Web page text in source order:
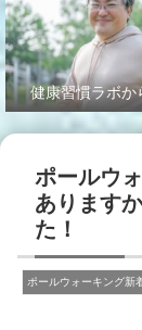
健康習慣ラボか
ポールウ
あります
た！
ポールウォーキング新